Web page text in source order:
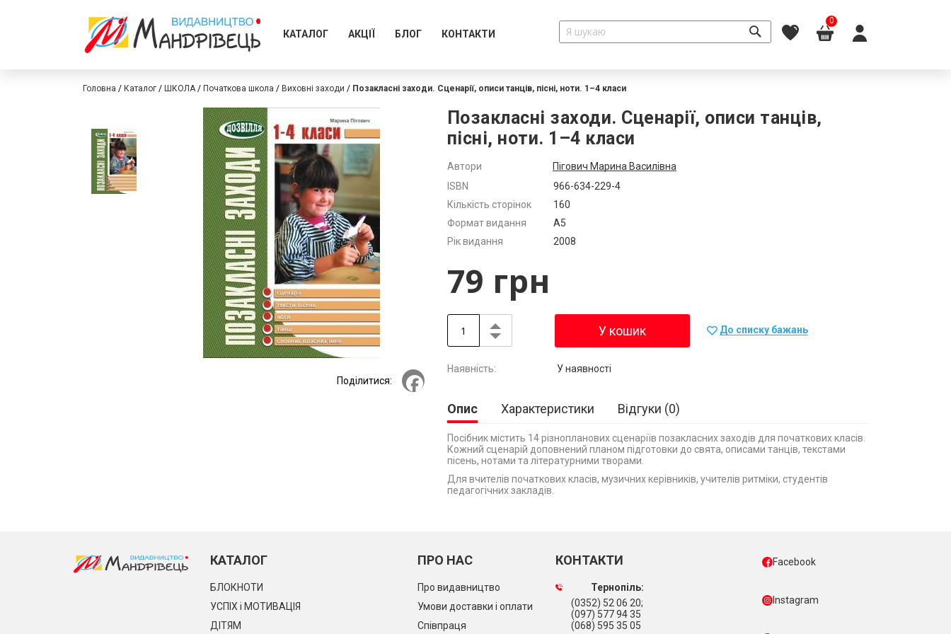
КАТАЛОГ АКЦІЇ БЛОГ КОНТАКТИ
0
Головна Каталог ШКОЛА Початкова школа Виховні заходи Позакласні заходи. Сценарії, описи танців, пісні, ноти. 1–4 класи
Позакласні заходи. Сценарії, описи танців,
пісні, ноти. 1–4 класи
Автори
Пігович Марина Василівна
Додатково
ISBN
966-634-229-4
Кількість сторінок
160
Формат видання
А5
Рік видання
2008
79 грн
У кошик До списку бажань
У наявності
Опис
Посібник містить 14 різнопланових сценаріїв позакласних заходів для початкових класів.
Кожний сценарій доповнений планом підготовки до свята, описами танців, текстами
пісень, нотами та літературними творами.
Для вчителів початкових класів, музичних керівників, учителів ритміки, студентів
педагогічних закладів.
Характеристики Відгуки 0
до
кінця
галереї
зображень
до
початку
галереї
зображень
Поділитися: Facebook
КАТАЛОГ
БЛОКНОТИ
УСПІХ і МОТИВАЦІЯ
ДІТЯМ
ПРО НАС
Про видавництво
Умови доставки і оплати
Співпраця
КОНТАКТИ
Тернопіль:
(0352) 52 06 20;
(097) 577 94 35
(068) 595 35 05
Facebook
Instagram